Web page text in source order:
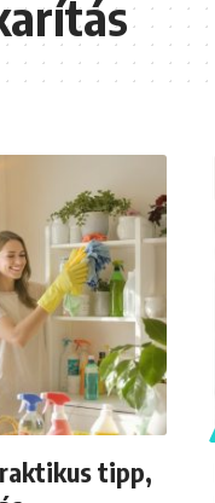
tipp,